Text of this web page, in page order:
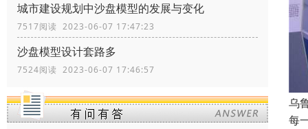
城市建设规划中沙盘模型的发展与变化
7517阅读 2023-06-07 17:47:23
沙盘模型设计套路多
7524阅读 2023-06-07 17:46:57
乌
每